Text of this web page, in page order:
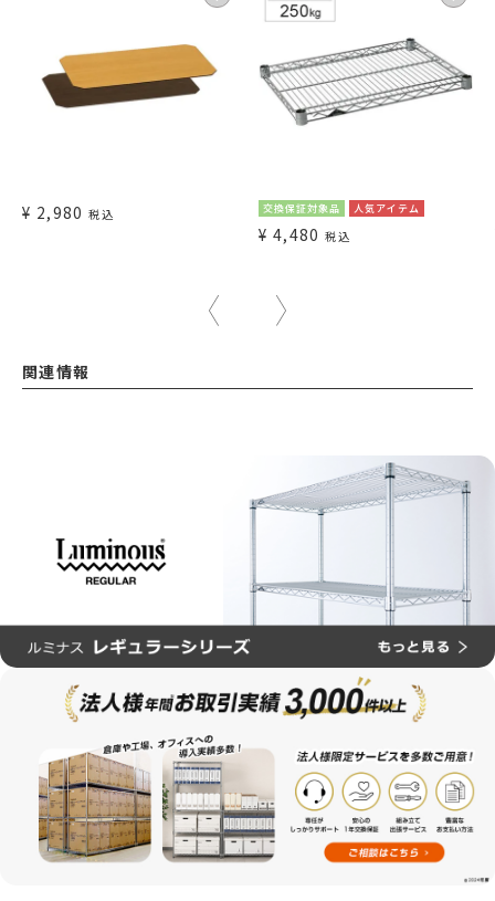
¥ 2,980 税込 交換保証対象品 人気アイテム
¥ 4,480 税込
関連情報